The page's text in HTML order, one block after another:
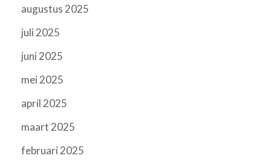
augustus 2025
juli 2025
juni 2025
mei 2025
april 2025
maart 2025
februari 2025